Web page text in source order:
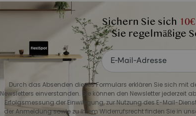
Sichern Sie sich
Sie regelmäßige
Durch das Absenden dieses Formulars erklären Sie sich mit
Newsletters einverstanden. Sie können den Newsletter jederzeit
Erfolgsmessung der Einwilligung, zur Nutzung des E-Mail-
der Anmeldung sowie zu Ihrem Widerrufsrecht finden Sie in